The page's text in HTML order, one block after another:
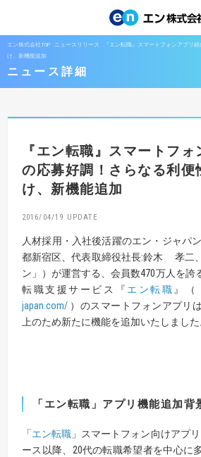
エン株式会社TOP ニュースリリース
『エン転職』スマートフォンアプリ
け、新機能追加
ニュース詳細
『エン転職』スマートフ
の応募好調！ さらなる利便
け、新機能追加
2016/04/19
人材採用・入社後活躍のエン・ジャパ
都新宿区、代表取締役社長:鈴木 孝二
ン」）が運営する、会員数470万人を誇
転職支援サービス『 エン転職 』（
japan.com/ ）のスマートフォンアプリ
上のため新たに機能を追加いたしました
「エン転職」アプリ機能追加背
「エン転職 」スマートフォン向けアプ
ース以降、20代の転職希望者を中心に